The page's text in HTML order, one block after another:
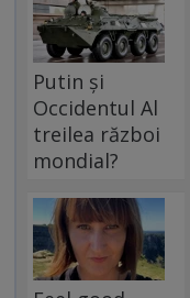
Putin și
Occidentul Al
treilea război
mondial?